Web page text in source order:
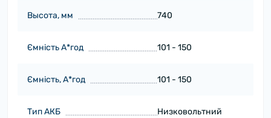
Высота, мм 740
Ємність А*год 101 - 150
Ємність, А*год 101 - 150
Тип АКБ Низковольтний